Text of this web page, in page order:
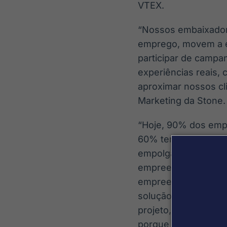
VTEX.
“Nossos
emprego, movem a
participar de
experiências reais,
aproximar nossos
Marketing da Stone.
“Hoje, 90% dos
60% tem
empolgados com o
empreendedor
empreendedorismo
solução do país
projeto, foi como
porque através das